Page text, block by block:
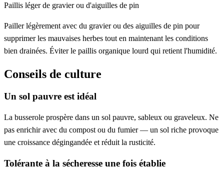
Paillis léger de gravier ou d'aiguilles de pin
Pailler légèrement avec du gravier ou des aiguilles de pin pour
supprimer les mauvaises herbes tout en maintenant les conditions
bien drainées. Éviter le paillis organique lourd qui retient l'humidité.
Conseils de culture
Un sol pauvre est idéal
La busserole prospère dans un sol pauvre, sableux ou graveleux. Ne
pas enrichir avec du compost ou du fumier — un sol riche provoque
une croissance dégingandée et réduit la rusticité.
Tolérante à la sécheresse une fois établie